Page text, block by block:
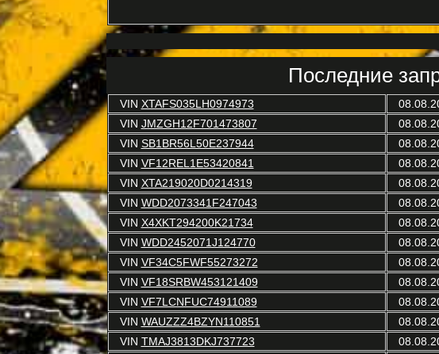
Последние
VIN XTAFS035LH0974973
VIN JMZGH12F701473807
VIN SB1BR56L50E237944
VIN VF12REL1E53420841
VIN XTA219020D0214319
VIN WDD2073341F247043
VIN X4XKT294200K21734
VIN WDD2452071J124770
VIN VF34C5FWF55273272
VIN VF18SRBW453121409
VIN VF7LCNFUC74911089
VIN WAUZZZ4BZYN110851
VIN TMAJ3813DKJ737723